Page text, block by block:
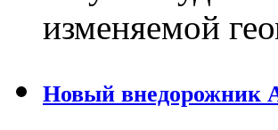
изменяемой
Новый внедорожник